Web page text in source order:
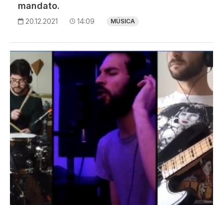
mandato.
20.12.2021 14:09 MÚSICA
Imagem